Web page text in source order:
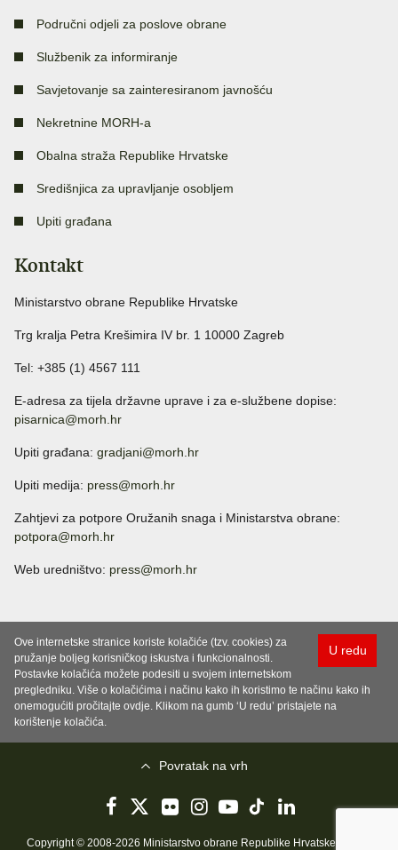
Područni odjeli za poslove obrane
Službenik za informiranje
Savjetovanje sa zainteresiranom javnošću
Nekretnine MORH-a
Obalna straža Republike Hrvatske
Središnjica za upravljanje osobljem
Upiti građana
Kontakt
Ministarstvo obrane Republike Hrvatske
Trg kralja Petra Krešimira IV br. 1 10000 Zagreb
Tel: +385 (1) 4567 111
E-adresa za tijela državne uprave i za e-službene dopise:
pisarnica@morh.hr
Upiti građana: gradjani@morh.hr
Upiti medija: press@morh.hr
Zahtjevi za potpore Oružanih snaga i Ministarstva obrane:
potpora@morh.hr
Web uredništvo: press@morh.hr
U redu
Ove internetske stranice koriste kolačiće (tzv. cookies) za
pružanje boljeg korisničkog iskustva i funkcionalnosti.
Postavke kolačića možete podesiti u svojem internetskom
pregledniku. Više o kolačićima i načinu kako ih koristimo te načinu kako ih
onemogućiti pročitajte ovdje. Klikom na gumb ‘U redu’ pristajete na
korištenje kolačića.
Povratak na vrh
Copyright © 2008-2026 Ministarstvo obrane Republike Hrvatske..